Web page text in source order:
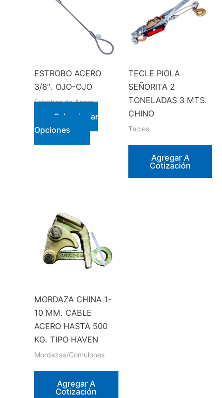
pueden
ESTROBO ACERO
3/8″. OJO-OJO
Estrobos de Acero
Seleccionar
Opciones
Este
producto
pueden
elegir
en
de
producto
TECLE PIOLA
SEÑORITA 2
TONELADAS 3 MTS.
CHINO
Tecles
Agregar A
Cotización
MORDAZA CHINA 1-
10 MM. CABLE
ACERO HASTA 500
KG. TIPO HAVEN
Mordazas/Comulones
Agregar A
Cotización